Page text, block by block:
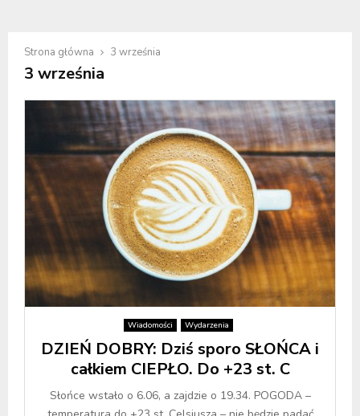
Strona główna 3 września
3 września
Wiadomości Wydarzenia
DZIEŃ DOBRY: Dziś sporo SŁOŃCA i
całkiem CIEPŁO. Do +23 st. C
Słońce wstało o 6.06, a zajdzie o 19.34. POGODA –